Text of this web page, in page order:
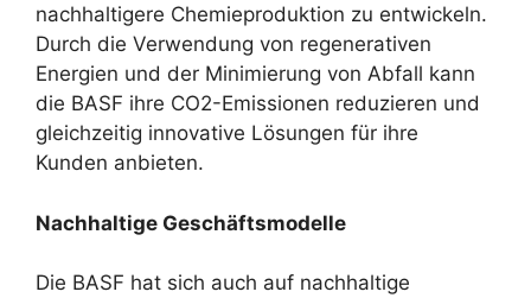
nachhaltigere Chemieproduktion zu entwickeln.
Durch die Verwendung von regenerativen
Energien und der Minimierung von Abfall kann
die BASF ihre CO2-Emissionen reduzieren und
gleichzeitig innovative Lösungen für ihre
Kunden anbieten.
Nachhaltige Geschäftsmodelle
Die BASF hat sich auch auf nachhaltige